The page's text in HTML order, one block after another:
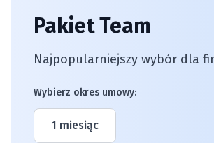
Pakiet Team
Najpopularniejszy wybór dla
Wybierz okres umowy:
1 miesiąc